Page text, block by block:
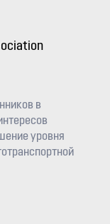
в
уровня